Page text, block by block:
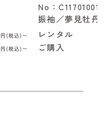
円(税込)〜
円(税込)〜
No：
振袖／夢見牡丹／
レンタル
ご購入